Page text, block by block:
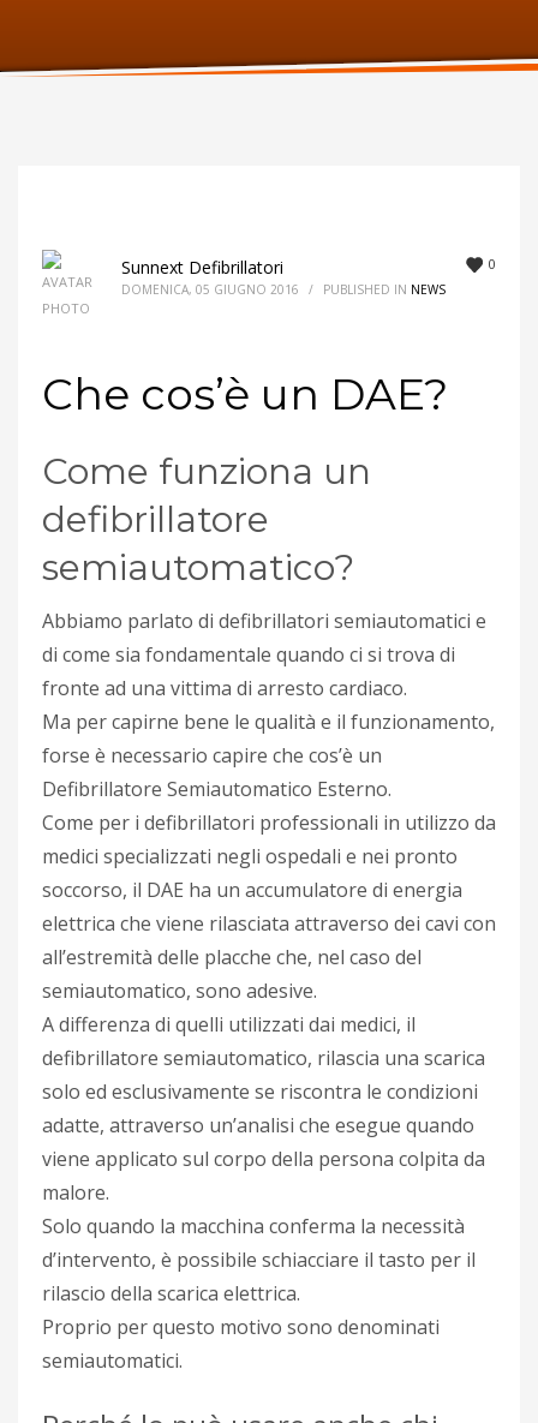
Lunedi:9am – 6pm
0
Sunnext Defibrillatori
DOMENICA, 05 GIUGNO 2016 / PUBLISHED IN NEWS
Che cos’è un DAE?
Come funziona un
defibrillatore
semiautomatico?
Abbiamo parlato di defibrillatori semiautomatici e
di come sia fondamentale quando ci si trova di
fronte ad una vittima di arresto cardiaco.
Ma per capirne bene le qualità e il funzionamento,
forse è necessario capire che cos’è un
Defibrillatore Semiautomatico Esterno.
Come per i defibrillatori professionali in utilizzo da
medici specializzati negli ospedali e nei pronto
soccorso, il DAE ha un accumulatore di energia
elettrica che viene rilasciata attraverso dei cavi con
all’estremità delle placche che, nel caso del
semiautomatico, sono adesive.
A differenza di quelli utilizzati dai medici, il
defibrillatore semiautomatico, rilascia una scarica
solo ed esclusivamente se riscontra le condizioni
adatte, attraverso un’analisi che esegue quando
viene applicato sul corpo della persona colpita da
malore.
Solo quando la macchina conferma la necessità
d’intervento, è possibile schiacciare il tasto per il
rilascio della scarica elettrica.
Proprio per questo motivo sono denominati
semiautomatici.